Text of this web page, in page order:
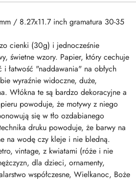
/ 8.27x11.7 inch gramatura 30-35
cienki (30g) i jednocześnie
świetne wzory. Papier, który cechuje
i łatwość "naddawania" na obłych
wyraźnie widoczne, duże,
Włókna te są bardzo dekoracyjne a
powoduje, że motywy z niego
się w tło ozdabianego
druku powoduje, że barwy na
na wodę czy kleje i nie bledną.
vintage, z kwiatami (róże i nie
dla dzieci, ornamenty,
współczesne, Wielkanoc, Boże